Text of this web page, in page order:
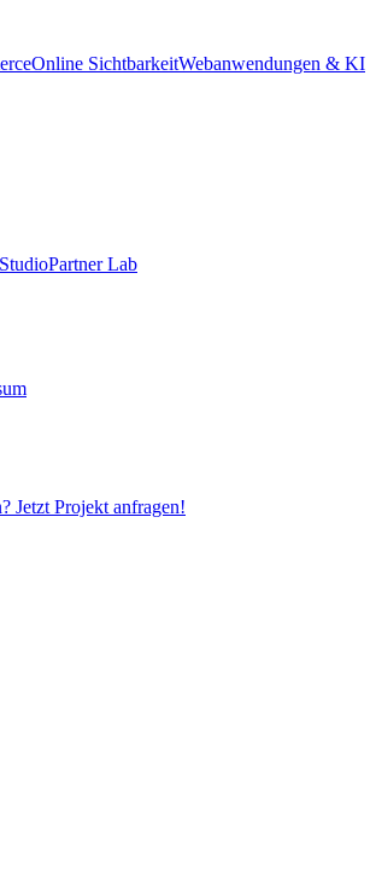
Online SichtbarkeitWebanwendungen & KI
Partner Lab
Jetzt Projekt anfragen!